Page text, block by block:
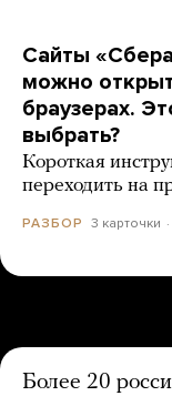
Сайты
можно
браузерах.
выбрать?
Короткая
переходить на
РАЗБОР 3 карточки
Более 20